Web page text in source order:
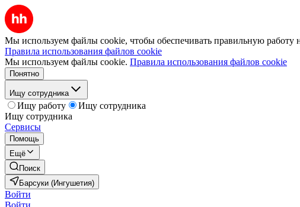
Мы используем файлы cookie, чтобы обеспечивать правильную работу
Правила использования файлов cookie
Мы используем файлы cookie. Правила использования файлов cookie
Понятно
Ищу сотрудника
Ищу работу
Ищу сотрудника
Ищу сотрудника
Сервисы
Помощь
Ещё
Поиск
Барсуки (Ингушетия)
Войти
Войти